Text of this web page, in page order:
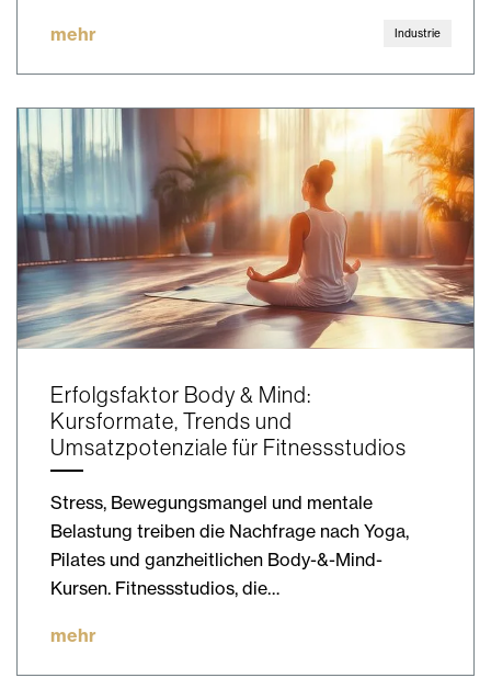
mehr Industrie
Erfolgsfaktor Body & Mind:
Kursformate, Trends und
Umsatzpotenziale für Fitnessstudios
Stress, Bewegungsmangel und mentale
Belastung treiben die Nachfrage nach Yoga,
Pilates und ganzheitlichen Body-&-Mind-
Kursen. Fitnessstudios, die…
mehr